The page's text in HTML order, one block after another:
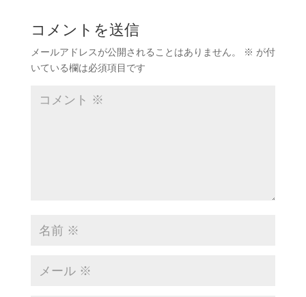
コメントを送信
メールアドレスが公開されることはありません。 ※ が付
いている欄は必須項目です